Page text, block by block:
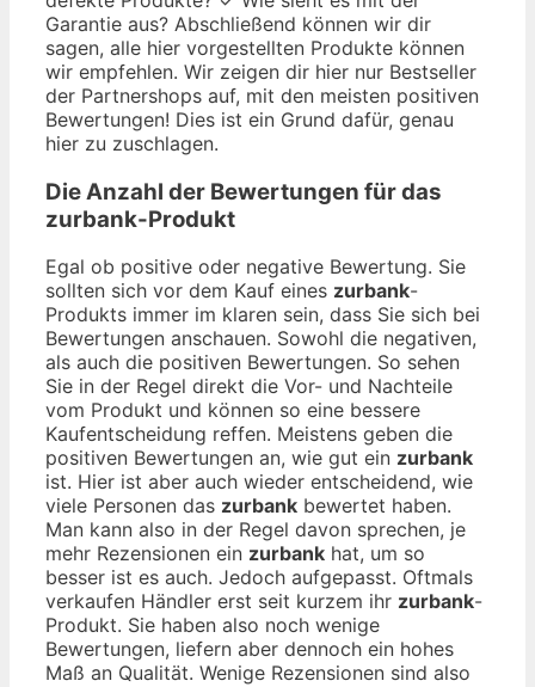
Garantie aus? Abschließend können wir dir
sagen, alle hier vorgestellten Produkte können
wir empfehlen. Wir zeigen dir hier nur Bestseller
der Partnershops auf, mit den meisten positiven
Bewertungen! Dies ist ein Grund dafür, genau
hier zu zuschlagen.
Die Anzahl der Bewertungen für das
zurbank-Produkt
Egal ob positive oder negative Bewertung. Sie
sollten sich vor dem Kauf eines zurbank-
Produkts immer im klaren sein, dass Sie sich bei
Bewertungen anschauen. Sowohl die negativen,
als auch die positiven Bewertungen. So sehen
Sie in der Regel direkt die Vor- und Nachteile
vom Produkt und können so eine bessere
Kaufentscheidung reffen. Meistens geben die
positiven Bewertungen an, wie gut ein zurbank
ist. Hier ist aber auch wieder entscheidend, wie
viele Personen das zurbank bewertet haben.
Man kann also in der Regel davon sprechen, je
mehr Rezensionen ein zurbank hat, um so
besser ist es auch. Jedoch aufgepasst. Oftmals
verkaufen Händler erst seit kurzem ihr zurbank-
Produkt. Sie haben also noch wenige
Bewertungen, liefern aber dennoch ein hohes
Maß an Qualität. Wenige Rezensionen sind also